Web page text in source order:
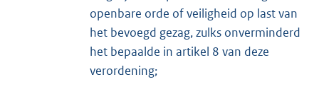
openbare orde of veiligheid op last van
het bevoegd gezag, zulks onverminderd
het bepaalde in artikel 8 van deze
verordening;